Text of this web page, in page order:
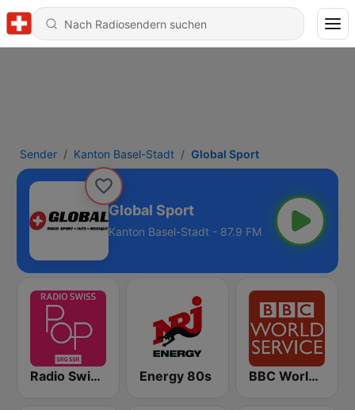
Sender Kanton Basel-Stadt Global Sport
Global Sport
Kanton Basel-Stadt - 87.9 FM
Radio Swiss Pop Energy 80s BBC World Service